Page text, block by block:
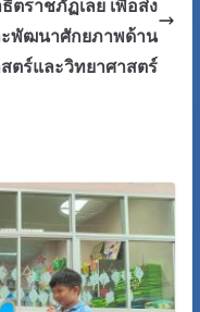
ราชภัฏเลย เพื่อส่ง
ะพัฒนาศักยภาพด้าน
ตร์และวิทยาศาสตร์